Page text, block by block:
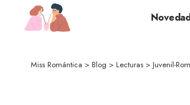
Miss Romántica > Blog > Lecturas > Juvenil-